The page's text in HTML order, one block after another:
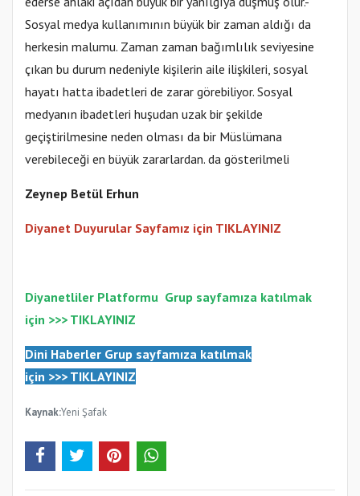
Sosyal medya kullanımının büyük bir zaman aldığı da
herkesin malumu. Zaman zaman bağımlılık seviyesine
çıkan bu durum nedeniyle kişilerin aile ilişkileri, sosyal
hayatı hatta ibadetleri de zarar görebiliyor. Sosyal
medyanın ibadetleri huşudan uzak bir şekilde
geçiştirilmesine neden olması da bir Müslümana
verebileceği en büyük zararlardan. da gösterilmeli
Zeynep Betül Erhun
Diyanet Duyurular Sayfamız için TIKLAYINIZ
Diyanetliler Platformu Grup sayfamıza katılmak
için >>> TIKLAYINIZ
Dini Haberler Grup sayfamıza katılmak
için >>> TIKLAYINIZ
Kaynak:Yeni Şafak